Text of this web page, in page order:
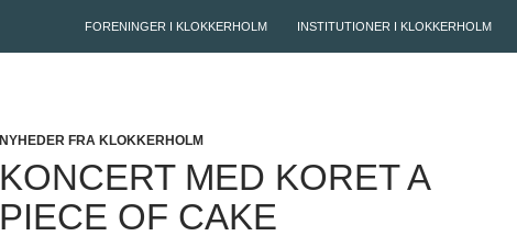
FORENINGER I KLOKKERHOLM INSTITUTIONER I KLOKKERHOLM
NYHEDER FRA KLOKKERHOLM
KONCERT MED KORET A
PIECE OF CAKE